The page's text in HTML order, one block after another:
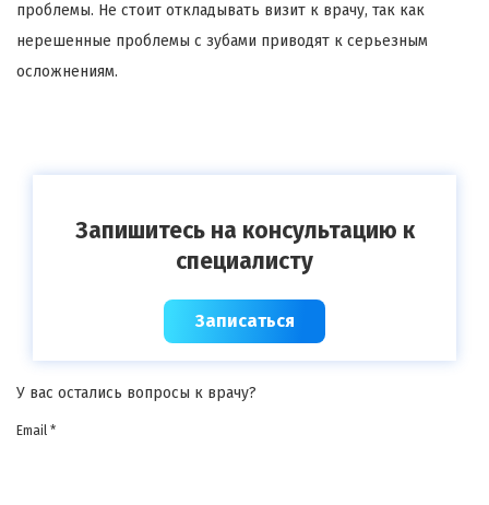
проблемы. Не стоит откладывать визит к врачу, так как
нерешенные проблемы с зубами приводят к серьезным
осложнениям.
Запишитесь на консультацию к
специалисту
Записаться
У вас остались вопросы к врачу?
Email *